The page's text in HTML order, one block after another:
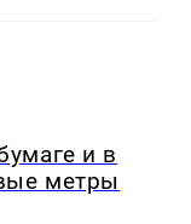
и в
метры